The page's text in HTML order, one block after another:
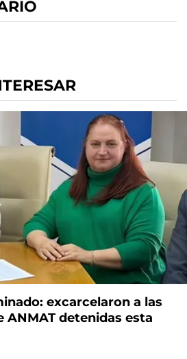
excarcelaron a las
ANMAT detenidas esta